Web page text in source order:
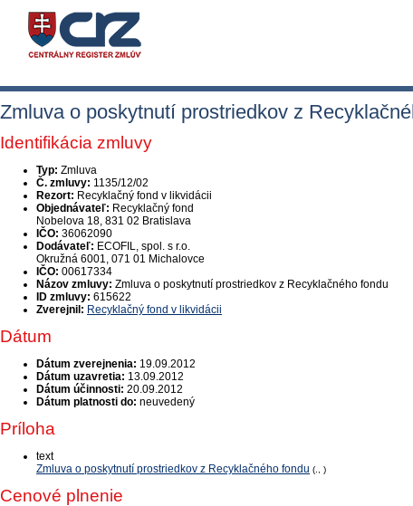
Zmluva o poskytnutí prostriedkov z
Identifikácia zmluvy
Typ: Zmluva
Č. zmluvy: 1135/12/02
Rezort: Recyklačný fond v likvidácii
Objednávateľ: Recyklačný fond
Nobelova 18, 831 02 Bratislava
IČO: 36062090
Dodávateľ: ECOFIL, spol. s r.o.
Okružná 6001, 071 01 Michalovce
IČO: 00617334
Názov zmluvy: Zmluva o poskytnutí prostriedkov z Recyklačného fondu
ID zmluvy: 615622
Zverejnil: Recyklačný fond v likvidácii
Dátum
Dátum zverejnenia: 19.09.2012
Dátum uzavretia: 13.09.2012
Dátum účinnosti: 20.09.2012
Dátum platnosti do: neuvedený
Príloha
text
Zmluva o poskytnutí prostriedkov z Recyklačného fondu (., )
Cenové plnenie